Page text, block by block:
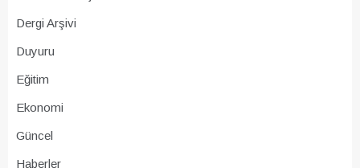
Dergi Arşivi
Duyuru
Eğitim
Ekonomi
Güncel
Haberler